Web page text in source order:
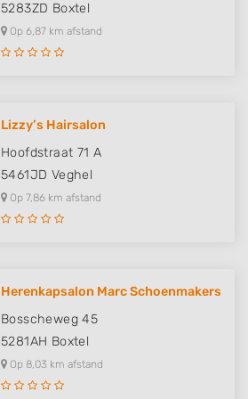
5283ZD Boxtel
Op 6,87 km afstand
Lizzy’s Hairsalon
Hoofdstraat 71 A
5461JD Veghel
Op 7,86 km afstand
Herenkapsalon Marc Schoenmakers
Bosscheweg 45
5281AH Boxtel
Op 8,03 km afstand